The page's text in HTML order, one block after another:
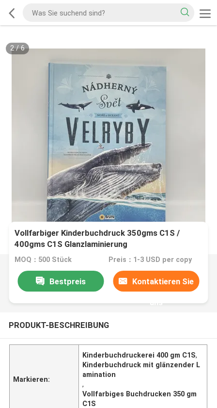
2/6
Vollfarbiger Kinderbuchdruck 350gms C1S /
400gms C1S Glanzlaminierung
MOQ：500 Stück Preis：1-3 USD per copy
Bestpreis Kontaktieren Sie
uns
PRODUKT-BESCHREIBUNG
Markieren:
Kinderbuchdruckerei 400 gm C1S,
Kinderbuchdruck mit glänzender L
amination
,
Vollfarbiges Buchdrucken 350 gm
C1S